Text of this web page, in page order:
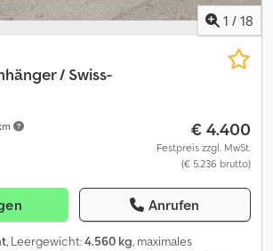
1 / 18
/ Swiss-
€ 4.400
Festpreis zzgl. MwSt.
(€ 5.236 brutto)
Anrufen
, Leergewicht:4.560 kg, maximales